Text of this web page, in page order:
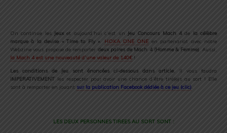
On continue les Jeux et aujourd’hui c’est un Jeu Concours Mach 4de la célèbre
marque à la devise « Time to Fly ». HOKA ONE ONE en partenariat avec notre
Webzine vous propose de remporter deux paires de Mach 4 (Homme & Femme) . Aussi,
la Mach 4 est une nouveauté d’une valeur de 140€ !
Les conditions de jeu sont énoncées ci-dessous dans article, Il vous faudra
IMPERATIVEMENT les respecter pour avoir une chance d’être tiré(e)s au sort ! Elle
sont à remporter en jouant sur la publication Facebook dédiée à ce jeu (clic)
LES DEUX PERSONNES TIREES AU SORT SONT :